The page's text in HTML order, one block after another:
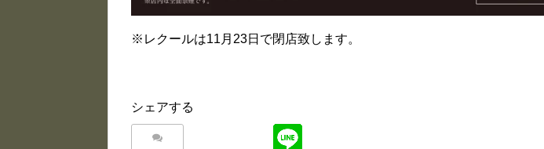
※レクールは11月23日で閉店致します。
シェアする